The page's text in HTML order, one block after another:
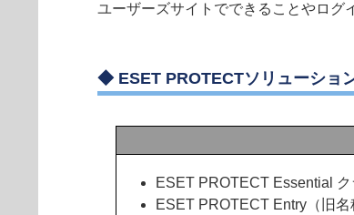
ユーザーズサイトでできることやログ
◆ ESET PROTECTソリューショ
ESET PROTECT Essential ク
ESET PROTECT Entry（旧